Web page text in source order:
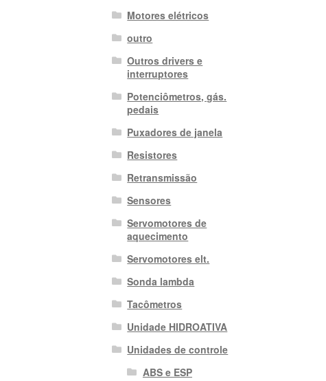
Motores elétricos
outro
Outros drivers e
interruptores
Potenciômetros, gás.
pedais
Puxadores de janela
Resistores
Retransmissão
Sensores
Servomotores de
aquecimento
Servomotores elt.
Sonda lambda
Tacômetros
Unidade HIDROATIVA
Unidades de controle
ABS e ESP